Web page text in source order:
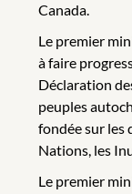
Canada.
Le premier
à faire
Déclaration
peuples
fondée sur les
Nations, les
Le premier